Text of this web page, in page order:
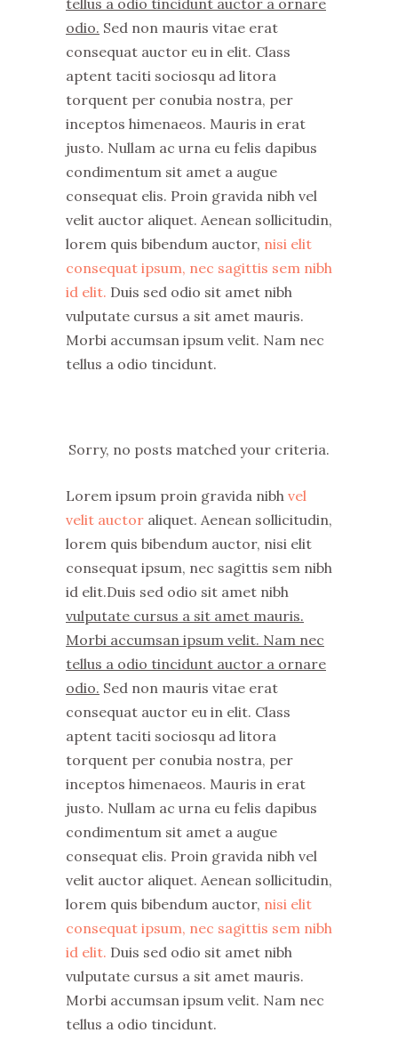
tellus a odio tincidunt auctor a ornare
odio. Sed non mauris vitae erat
consequat auctor eu in elit. Class
aptent taciti sociosqu ad litora
torquent per conubia nostra, per
inceptos himenaeos. Mauris in erat
justo. Nullam ac urna eu felis dapibus
condimentum sit amet a augue
consequat elis. Proin gravida nibh vel
velit auctor aliquet. Aenean sollicitudin,
lorem quis bibendum auctor, nisi elit
consequat ipsum, nec sagittis sem nibh
id elit. Duis sed odio sit amet nibh
vulputate cursus a sit amet mauris.
Morbi accumsan ipsum velit. Nam nec
tellus a odio tincidunt.
Sorry, no posts matched your criteria.
Lorem ipsum proin gravida nibh vel
velit auctor aliquet. Aenean sollicitudin,
lorem quis bibendum auctor, nisi elit
consequat ipsum, nec sagittis sem nibh
id elit.Duis sed odio sit amet nibh
vulputate cursus a sit amet mauris.
Morbi accumsan ipsum velit. Nam nec
tellus a odio tincidunt auctor a ornare
odio. Sed non mauris vitae erat
consequat auctor eu in elit. Class
aptent taciti sociosqu ad litora
torquent per conubia nostra, per
inceptos himenaeos. Mauris in erat
justo. Nullam ac urna eu felis dapibus
condimentum sit amet a augue
consequat elis. Proin gravida nibh vel
velit auctor aliquet. Aenean sollicitudin,
lorem quis bibendum auctor, nisi elit
consequat ipsum, nec sagittis sem nibh
id elit. Duis sed odio sit amet nibh
vulputate cursus a sit amet mauris.
Morbi accumsan ipsum velit. Nam nec
tellus a odio tincidunt.